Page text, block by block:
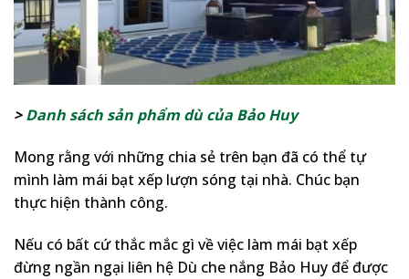
>Danh sách sản phẩm dù của Bảo Huy
Mong rằng với những chia sẻ trên bạn đã có thể tự
mình làm mái bạt xếp lượn sóng tại nhà. Chúc bạn
thực hiện thành công.
Nếu có bất cứ thắc mắc gì về việc làm mái bạt xếp
đừng ngần ngại liên hệ Dù che nắng Bảo Huy để được